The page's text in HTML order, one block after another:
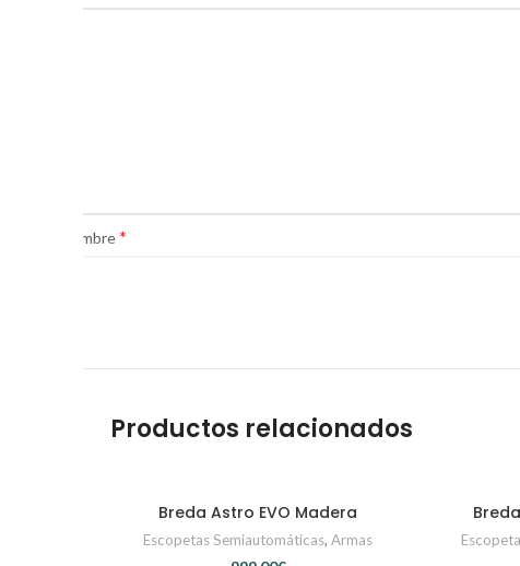
Nombre*
Productos relacionados
CONTACTAR
Breda Astro EVO Madera
Escopetas Semiautomáticas,Armas